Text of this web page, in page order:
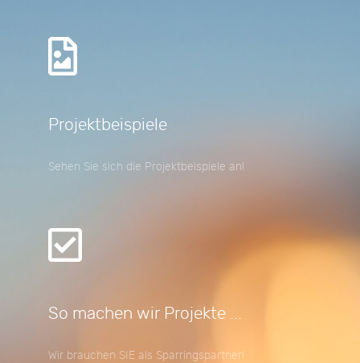
Projektbeispiele
Sehen Sie sich die Projektbeispiele an!
So machen wir Projekte ...
Wir brauchen SIE als Sparringspartner!